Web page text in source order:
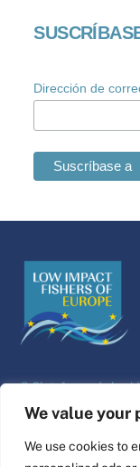
We value your
We use cookies to
Dirección de
©Plataforma de la
Diseño y